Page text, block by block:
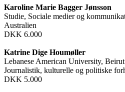
Karoline Marie Bagger Jønsson
Studie, Sociale medier og
Australien
DKK 6.000
Katrine Dige Houmøller
Lebanese American University,
Journalistik, kulturelle og politiske
DKK 5.000